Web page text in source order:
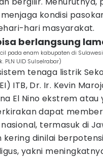
kondisi
hari masyarakat.
berlangsung
pada enam kabupaten di
PLN UID Sulselrabar)
tenaga listrik
ITB, Dr. Ir. Kevin
El Nino ekstrem atau
dapat
termasuk di
dinilai
yakni